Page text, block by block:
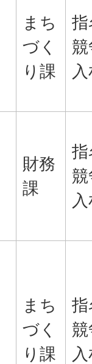
まち
づく
り課
指
財務
課
指
まち
づく
り課
指